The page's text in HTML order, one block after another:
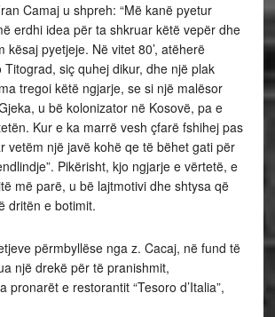
Camaj u shpreh: “Më kanë pyetur
erdhi idea për ta shkruar këtë vepër dhe
kësaj pyetjeje. Në vitet 80’, atëherë
Titograd, siç quhej dikur, dhe një plak
tregoi këtë ngjarje, se si një malësor
u bë kolonizator në Kosovë, pa e
Kur e ka marrë vesh çfarë fshihej pas
vetëm një javë kohë qe të bëhet gati për
Pikërisht, kjo ngjarje e vërtetë, e
më parë, u bë lajtmotivi dhe shtysa që
dritën e botimit.
përmbyllëse nga z. Cacaj, në fund të
një drekë për të pranishmit,
pronarët e restorantit “Tesoro d’Italia”,